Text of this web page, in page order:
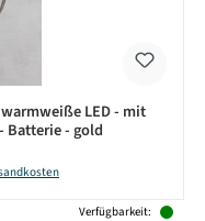
LED - mit
Batterie - gold
Verfügbarkeit: